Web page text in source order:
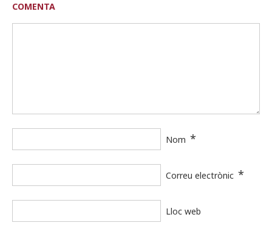
COMENTA
Nom *
Correu electrònic *
Lloc web